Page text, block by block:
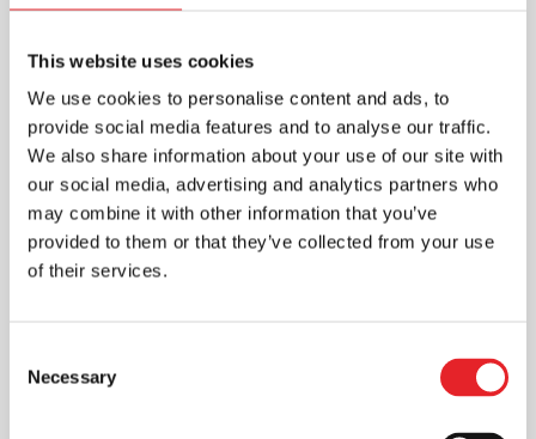
This website uses cookies
We use cookies to personalise content and ads, to
provide social media features and to analyse our traffic.
We also share information about your use of our site with
our social media, advertising and analytics partners who
may combine it with other information that you’ve
provided to them or that they’ve collected from your use
of their services.
Selection
Necessary
veiksmingų būdų pristatyti reklamuojama
produkciją, kuri pasiekia vartotojus. Ji
dažnu atveju gali būti pigesnė...